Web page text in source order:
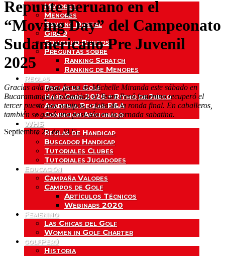
Mayores
Menores
Ranking Digital
Gira 9
Solicitud Puntos
Preguntas sobre
Ranking Scratch
Ranking de Menores
Reglas
Reglas de Golf
Hard Card 2026 + Ritmo de Juego
Academia Reglas R&A
Condición Aficionado
WHS
Reglas de Handicap
Buscador Handicap
Tutoriales Clubes
Tutoriales Jugadores
Educación
Campaña Valores
Campos de Golf
Artículos Técnicos
Webinars 2020
Femenino
Las Chicas del Golf
Women in Golf Charter
golfPerú
Historia
Repunte peruano en el
“Moving Day” del Campeonato
Sudamericano Pre Juvenil
2025
Gracias a la gran faena de Michelle Miranda este sábado en
Bucaramanga (Colombia), el Team Perú femenino recuperó el
tercer puesto por equipos, a falta de la ronda final. En caballeros,
también se ganó una posición en la jornada sabatina.
Septiembre 27 de 2025